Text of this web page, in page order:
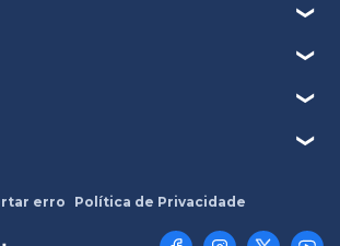
erro Política de Privacidade